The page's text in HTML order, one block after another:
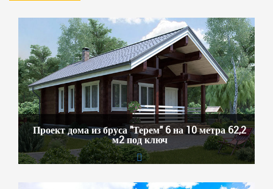
Проект дома из бруса "Терем" 6 на 10 метра 62,2
м2 под ключ